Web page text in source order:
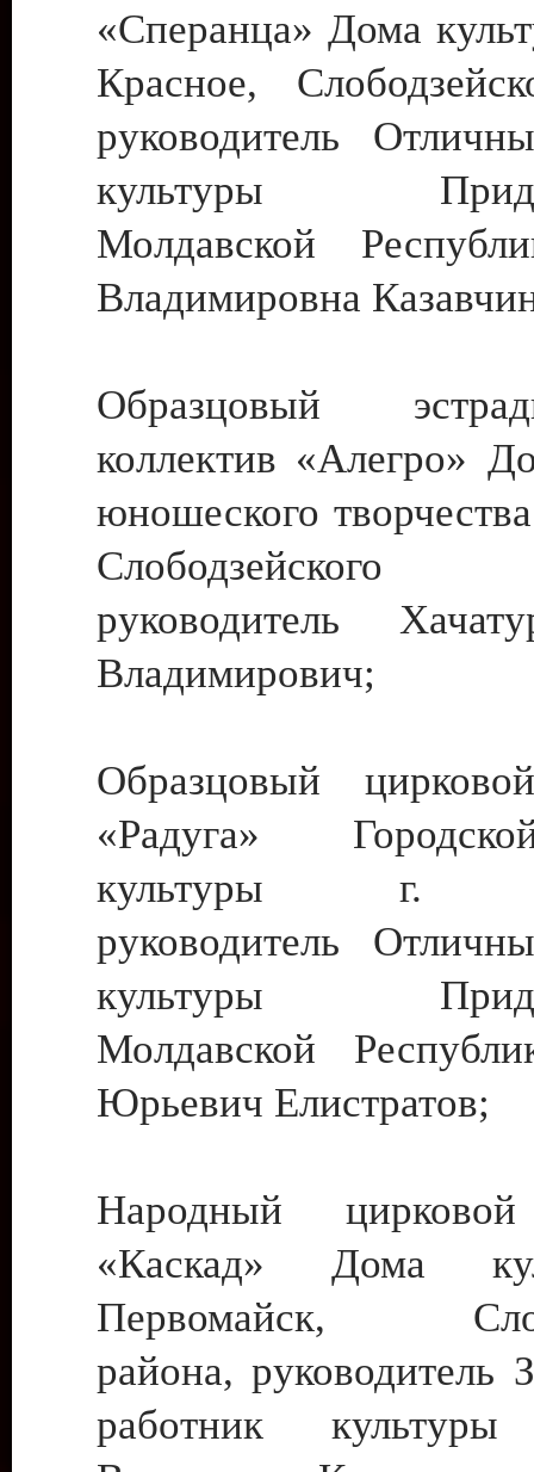
«Сперанца» Дома
Красное,
руководитель
культуры
Молдавской
Владимировна
Образцовый
коллектив «Алегро»
юношеского
руководитель
Владимирович;
Образцовый
«Радуга»
культуры г.
руководитель
культуры
Молдавской
Юрьевич Елистратов;
Народный цирковой
«Каскад» Дома
Первомайск,
района, руководитель
работник культуры